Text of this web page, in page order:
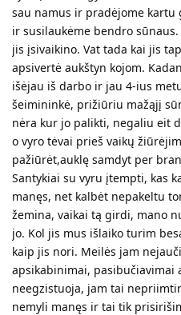
sau namus ir pradėjome kartu
ir susilaukėme bendro
jis įsivaikino. Vat tada kai jis
apsivertė aukštyn kojom.
išėjau iš darbo ir jau 4-ius
šeimininkė, prižiūriu mažąjį
nėra kur jo palikti, negaliu eit
o vyro tėvai prieš vaikų
pažiūrėt,auklę samdyt per
Santykiai su vyru įtempti, kas
manęs, net kalbėt nepakeltu
žemina, vaikai tą girdi, mano
jo. Kol jis mus išlaiko turim
kaip jis nori. Meilės jam
apsikabinimai, pasibučiavimai
neegzistuoja, jam tai
nemyli manęs ir tai tik